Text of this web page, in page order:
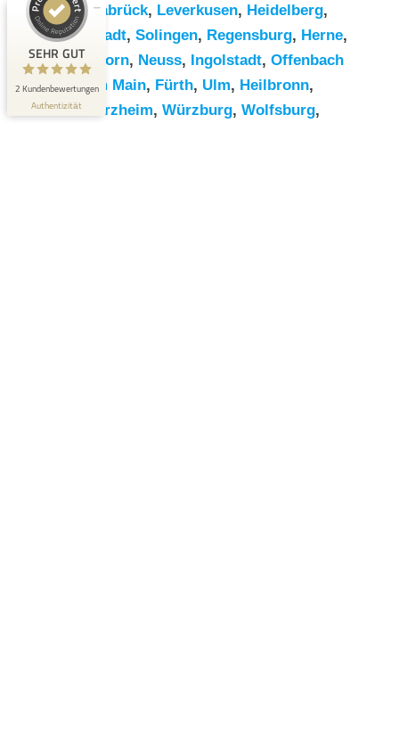
Osnabrück, Leverkusen, Heidelberg,
Darmstadt, Solingen, Regensburg, Herne,
Paderborn, Neuss, Ingolstadt, Offenbach
am Main, Fürth, Ulm, Heilbronn,
Pforzheim, Würzburg, Wolfsburg,
SEHR GUT
2 Kundenbewertungen
Authentizität
SEHR GUT
5,00 / 5,00
2
anderen Quelle
Blick aufs ProvenExpert-Profil werfen